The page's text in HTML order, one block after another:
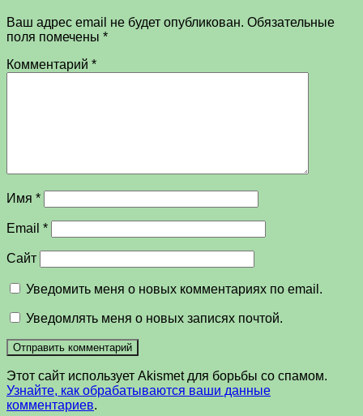
Ваш адрес email не будет опубликован. Обязательные
поля помечены *
Комментарий *
Имя *
Email *
Сайт
Уведомить меня о новых комментариях по email.
Уведомлять меня о новых записях почтой.
Этот сайт использует Akismet для борьбы со спамом.
Узнайте, как обрабатываются ваши данные
комментариев.